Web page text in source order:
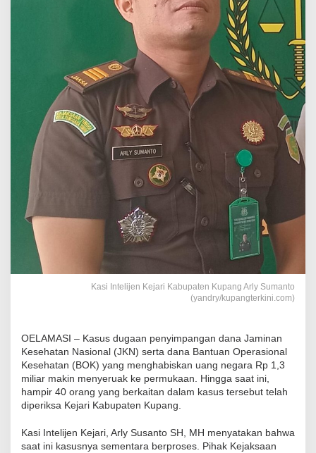
Kasi Intelijen Kejari Kabupaten Kupang Arly Sumanto
(yandry/kupangterkini.com)
OELAMASI – Kasus dugaan penyimpangan dana Jaminan
Kesehatan Nasional (JKN) serta dana Bantuan Operasional
Kesehatan (BOK) yang menghabiskan uang negara Rp 1,3
miliar makin menyeruak ke permukaan. Hingga saat ini,
hampir 40 orang yang berkaitan dalam kasus tersebut telah
diperiksa Kejari Kabupaten Kupang.
Kasi Intelijen Kejari, Arly Susanto SH, MH menyatakan bahwa
saat ini kasusnya sementara berproses. Pihak Kejaksaan